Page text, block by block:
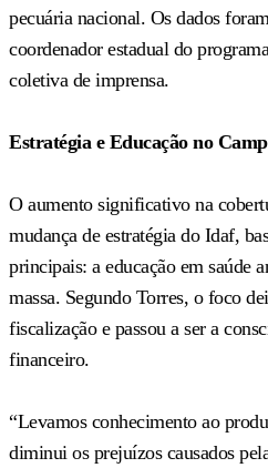
pecuária nacional. Os dados
coordenador estadual do
coletiva de imprensa.
Estratégia e Educação no
O aumento significativo na
mudança de estratégia do Idaf,
principais: a educação em saúde
massa. Segundo Torres, o foco
fiscalização e passou a ser a
financeiro.
“Levamos conhecimento ao
diminui os prejuízos causados